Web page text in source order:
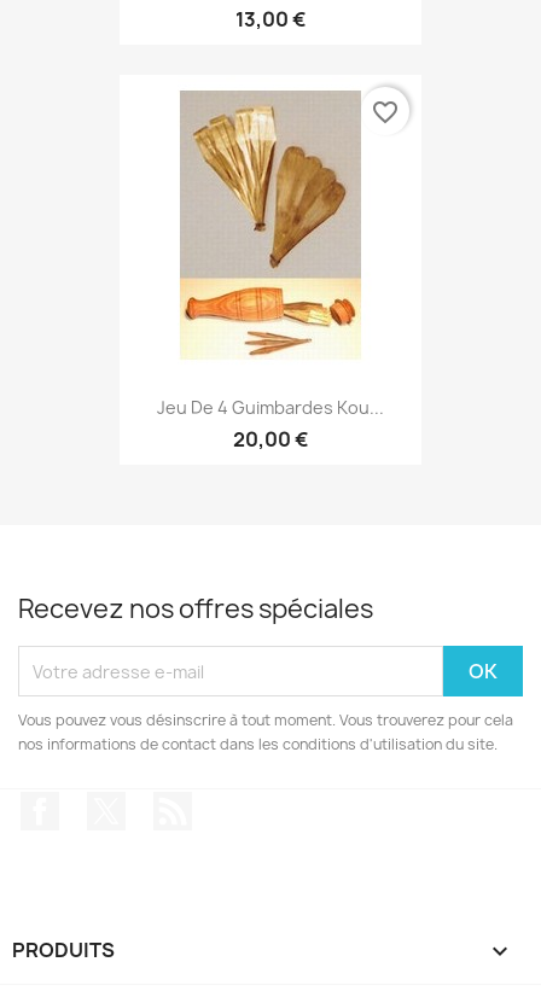
13,00 €
Jeu De 4 Guimbardes Kou...
20,00 €
favorite_border
Recevez nos offres spéciales
Vous pouvez vous désinscrire à tout moment. Vous trouverez pour cela
nos informations de contact dans les conditions d'utilisation du site.
PRODUITS 